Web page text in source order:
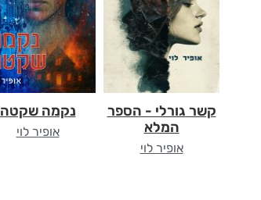
קשר גורלי - הספר
המלא
אופיר לוי
נקמה שקטה
אופיר לוי